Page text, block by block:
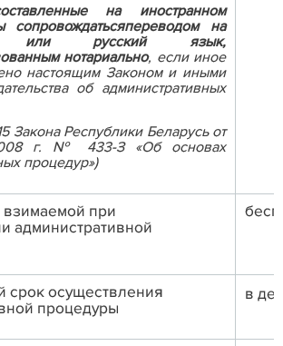
на иностранном
сопровождатьсяпереводом на
или русский язык,
нотариально, если иное
настоящим Законом и иными
об административных
Закона Республики Беларусь от
г. № 433-З «Об основах
процедур»)
взимаемой при
административной
срок осуществления
процедуры
в